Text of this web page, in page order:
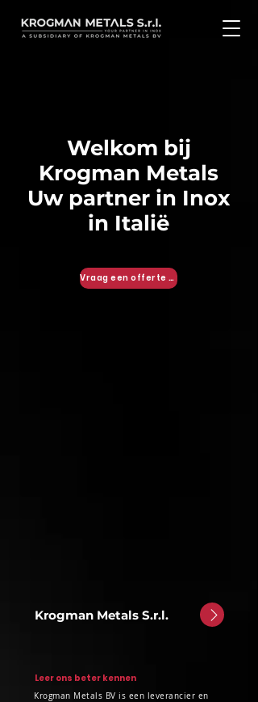
Welkom bij
Krogman Metals
Uw partner in Inox
in Italië
Vraag een offerte aan
Krogman Metals S.r.l.
Leer ons beter kennen
Krogman Metals BV is een leverancier en